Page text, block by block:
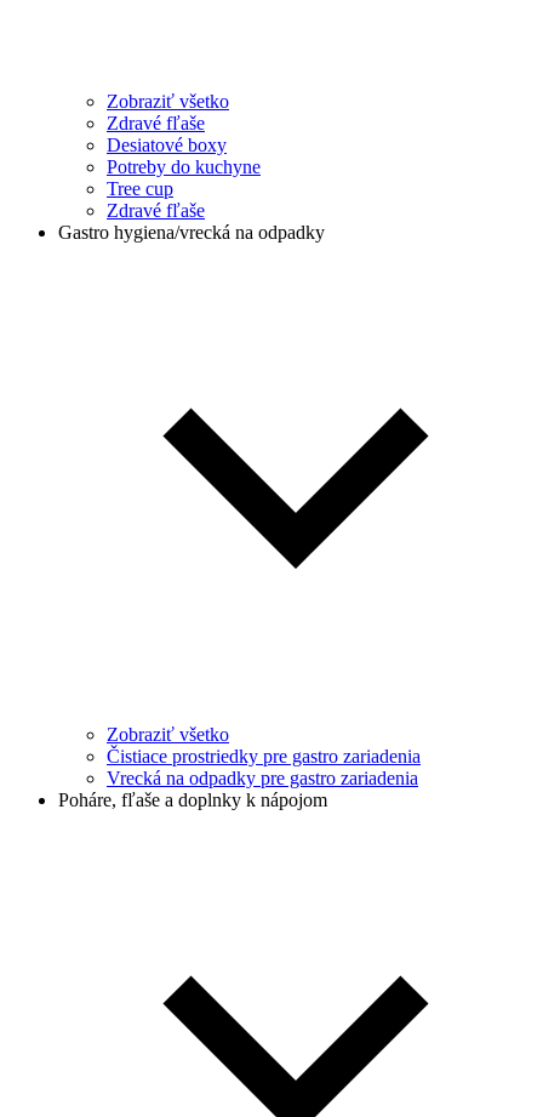
Zobraziť všetko
Zdravé fľaše
Desiatové boxy
Potreby do kuchyne
Tree cup
Zdravé fľaše
Gastro hygiena/vrecká na odpadky
Zobraziť všetko
Čistiace prostriedky pre gastro zariadenia
Vrecká na odpadky pre gastro zariadenia
Poháre, fľaše a doplnky k nápojom